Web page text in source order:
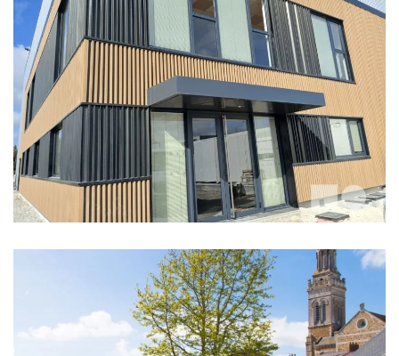
TPM